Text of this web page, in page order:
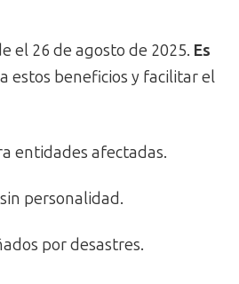
el 26 de agosto de 2025. Es
estos beneficios y facilitar el
entidades afectadas.
personalidad.
por desastres.